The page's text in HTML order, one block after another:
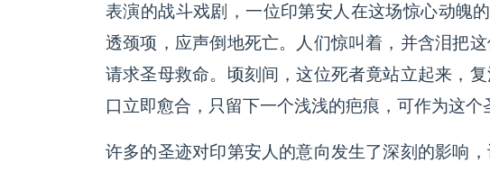
表演的战斗戏剧，一位印第安人在这场惊心动魄
透颈项，应声倒地死亡。人们惊叫着，并含泪把
请求圣母救命。顷刻间，这位死者竟站立起来，
口立即愈合，只留下一个浅浅的疤痕，可作为这个
许多的圣迹对印第安人的意向发生了深刻的影响